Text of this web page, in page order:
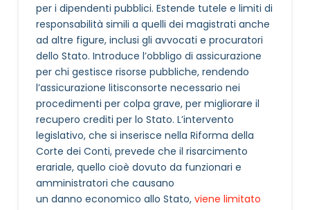
per i dipendenti pubblici. Estende tutele e limiti di
responsabilità simili a quelli dei magistrati anche
ad altre figure, inclusi gli avvocati e procuratori
dello Stato. Introduce l’obbligo di assicurazione
per chi gestisce risorse pubbliche, rendendo
l’assicurazione litisconsorte necessario nei
procedimenti per colpa grave, per migliorare il
recupero crediti per lo Stato. L’intervento
legislativo, che si inserisce nella Riforma della
Corte dei Conti, prevede che il risarcimento
erariale, quello cioè dovuto da funzionari e
amministratori che causano
un danno economico allo Stato, viene limitato